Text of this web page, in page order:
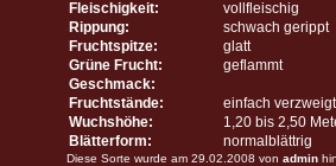
Fleischigkeit:
vollfleischig
Rippung:
schwach gerippt
Fruchtspitze:
glatt
Grüne Frucht:
geflammt
Geschmack:
Fruchtstände:
einfach verzweigt
Wuchshöhe:
1,20 bis 2,50
Blätterform:
normalblättrig
Diese Sorte wurde am 29.02.2008 von admin